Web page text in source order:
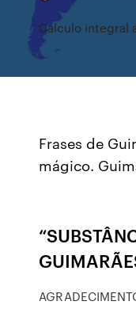
Calculo integral
Frases de
mágico.